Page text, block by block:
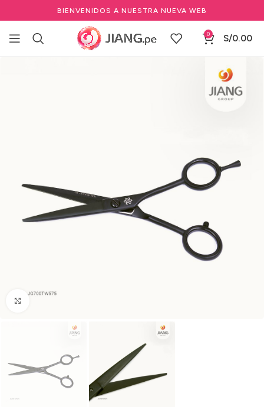
BIENVENIDOS A NUESTRA NUEVA WEB
0 S/0.00
Herramientas de Barbería